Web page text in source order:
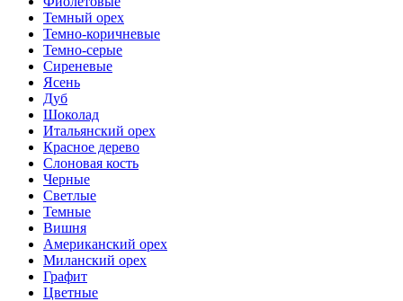
Темный орех
Темно-коричневые
Темно-серые
Сиреневые
Ясень
Дуб
Шоколад
Итальянский орех
Красное дерево
Слоновая кость
Черные
Светлые
Темные
Вишня
Американский орех
Миланский орех
Графит
Цветные